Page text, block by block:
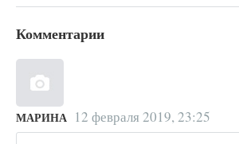
Комментарии
МАРИНА 12 февраля 2019, 23:25